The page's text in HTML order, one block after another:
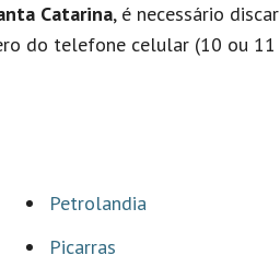
Catarina, é necessário discar
do telefone celular (10 ou 11
Petrolandia
Picarras